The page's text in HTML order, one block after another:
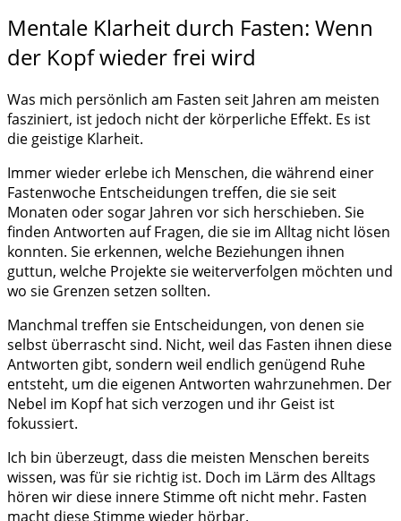
Mentale Klarheit durch Fasten: Wenn
der Kopf wieder frei wird
Was mich persönlich am Fasten seit Jahren am meisten
fasziniert, ist jedoch nicht der körperliche Effekt. Es ist
die geistige Klarheit.
Immer wieder erlebe ich Menschen, die während einer
Fastenwoche Entscheidungen treffen, die sie seit
Monaten oder sogar Jahren vor sich herschieben. Sie
finden Antworten auf Fragen, die sie im Alltag nicht lösen
konnten. Sie erkennen, welche Beziehungen ihnen
guttun, welche Projekte sie weiterverfolgen möchten und
wo sie Grenzen setzen sollten.
Manchmal treffen sie Entscheidungen, von denen sie
selbst überrascht sind. Nicht, weil das Fasten ihnen diese
Antworten gibt, sondern weil endlich genügend Ruhe
entsteht, um die eigenen Antworten wahrzunehmen. Der
Nebel im Kopf hat sich verzogen und ihr Geist ist
fokussiert.
Ich bin überzeugt, dass die meisten Menschen bereits
wissen, was für sie richtig ist. Doch im Lärm des Alltags
hören wir diese innere Stimme oft nicht mehr. Fasten
macht diese Stimme wieder hörbar.